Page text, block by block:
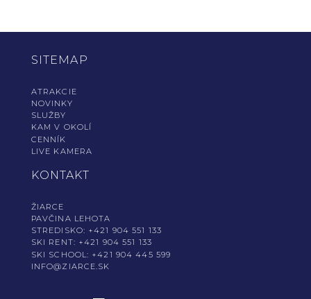
SITEMAP
ATRAKCIE
NOVINKY
SLUŽBY
KAM V OKOLÍ
CENNÍK
LIVE KAMERA
KONTAKT
ŽIARCE
PAVČINA LEHOTA
STREDISKO: +421 904 551 133
SKI RENT: +421 904 551 133
SKI SCHOOL: +421 904 445 599
INFO@​ZIARCE.​SK